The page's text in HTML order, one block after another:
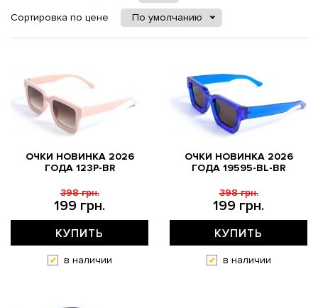
Сортировка по цене
По умолчанию
ОЧКИ НОВИНКА 2026
ГОДА 123P-BR
199 грн.
398 грн.
КУПИТЬ
в наличии
ОЧКИ НОВИНКА 2026
ГОДА 19595-BL-BR
199 грн.
398 грн.
КУПИТЬ
в наличии